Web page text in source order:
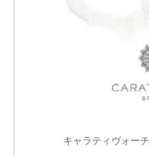
キャラティヴォー